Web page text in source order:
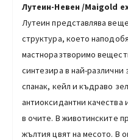
Лутеин-Невен /Maigold
Лутеин представлява
структура, което
мастноразтворимо
синтезира в най-различни
спанак, кейл и къдраво
антиоксидантни качества
в очите. В животинските
жълтия цвят на месото. В